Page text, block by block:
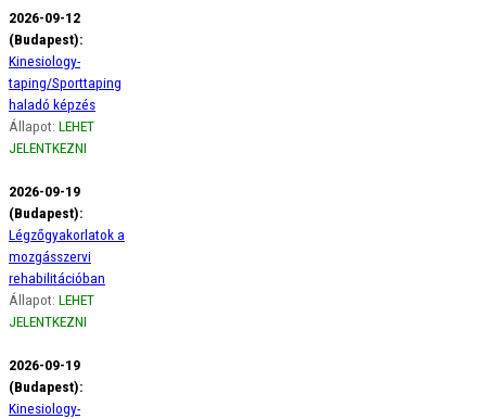
2026-09-12
(Budapest):
Kinesiology-
taping/Sporttaping
haladó képzés
Állapot: LEHET
JELENTKEZNI
2026-09-19
(Budapest):
Légzőgyakorlatok a
mozgásszervi
rehabilitációban
Állapot: LEHET
JELENTKEZNI
2026-09-19
(Budapest):
Kinesiology-